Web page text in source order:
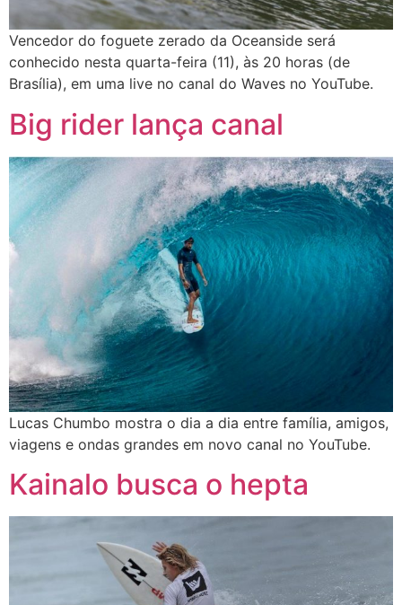
Vencedor do foguete zerado da Oceanside será
conhecido nesta quarta-feira (11), às 20 horas (de
Brasília), em uma live no canal do Waves no YouTube.
Big rider lança canal
Lucas Chumbo mostra o dia a dia entre família, amigos,
viagens e ondas grandes em novo canal no YouTube.
Kainalo busca o hepta